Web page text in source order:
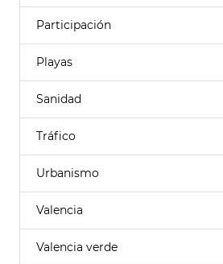
Participación
Playas
Sanidad
Tráfico
Urbanismo
Valencia
Valencia verde